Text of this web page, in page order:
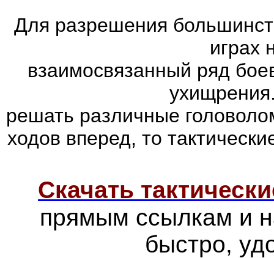
Для разрешения
играх
взаимосвязанный ряд
решать различные
ходов вперед, то
Скачать
прямым ссылкам и
быстро,